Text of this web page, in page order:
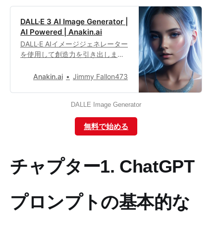
画像を生成することができます。
DALL·E 3 AI Image Generator |
AI Powered | Anakin.ai
DALL·E AIイメージジェネレーター
を使用して創造力を引き出しまし
質の画像を生成し、個別の芸術的
Anakin.ai Jimmy Fallon473
DALLE Image Generator
無料で始める
チャプター1. ChatGPT
プロンプトの基本的な